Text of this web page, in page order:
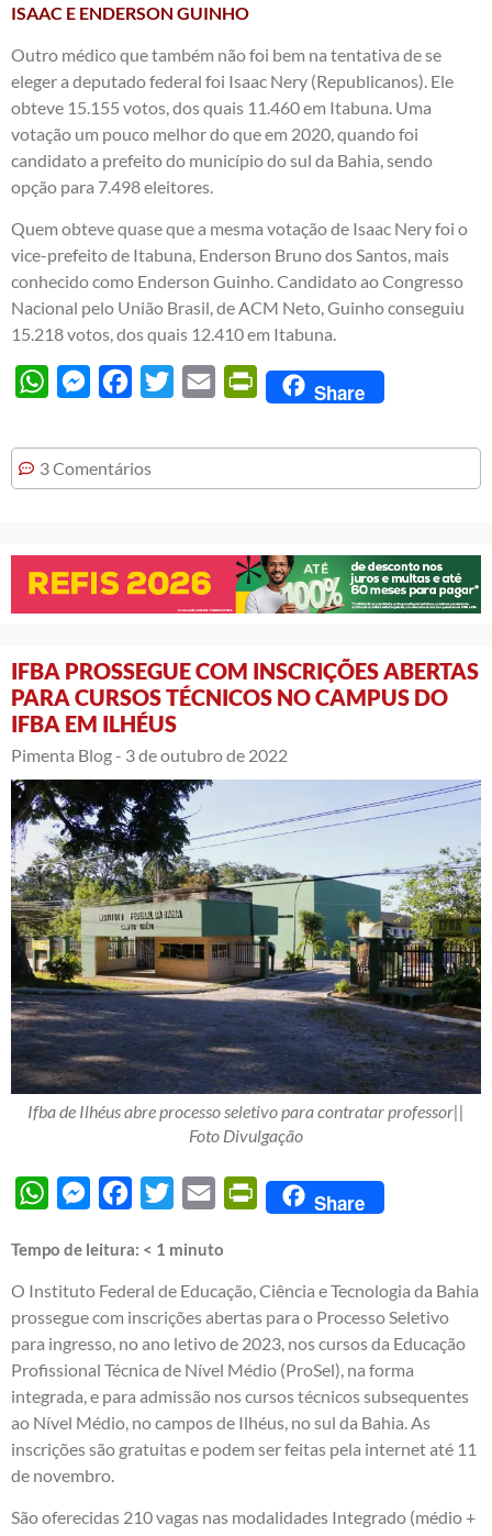
ISAAC E ENDERSON GUINHO
Outro médico que também não foi bem na tentativa de se
eleger a deputado federal foi Isaac Nery (Republicanos). Ele
obteve 15.155 votos, dos quais 11.460 em Itabuna. Uma
votação um pouco melhor do que em 2020, quando foi
candidato a prefeito do município do sul da Bahia, sendo
opção para 7.498 eleitores.
Quem obteve quase que a mesma votação de Isaac Nery foi o
vice-prefeito de Itabuna, Enderson Bruno dos Santos, mais
conhecido como Enderson Guinho. Candidato ao Congresso
Nacional pelo União Brasil, de ACM Neto, Guinho conseguiu
15.218 votos, dos quais 12.410 em Itabuna.
WhatsAppMessengerFacebook
Twitter Email PrintFriendly
Share
3 Comentários
IFBA PROSSEGUE COM INSCRIÇÕES ABERTAS
PARA CURSOS TÉCNICOS NO CAMPUS DO
IFBA EM ILHÉUS
Pimenta Blog - 3 de outubro de 2022
Ifba de Ilhéus abre processo seletivo para contratar professor||
Foto Divulgação
WhatsAppMessengerFacebook
Twitter Email PrintFriendly
Share
Tempo de leitura: < 1 minuto
O Instituto Federal de Educação, Ciência e Tecnologia da Bahia
prossegue com inscrições abertas para o Processo Seletivo
para ingresso, no ano letivo de 2023, nos cursos da Educação
Profissional Técnica de Nível Médio (ProSel), na forma
integrada, e para admissão nos cursos técnicos subsequentes
ao Nível Médio, no campos de Ilhéus, no sul da Bahia. As
inscrições são gratuitas e podem ser feitas pela internet até 11
de novembro.
São oferecidas 210 vagas nas modalidades Integrado (médio +